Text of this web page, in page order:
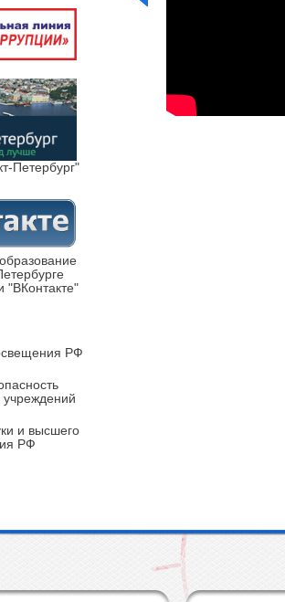
Петербург"
"ВКонтакте"
РФ
учреждений
и высшего
РФ